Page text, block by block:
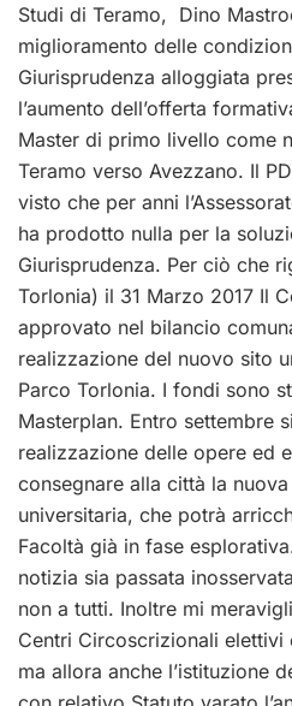
Studi di Teramo, Dino
miglioramento delle
Giurisprudenza alloggiata
l’aumento dell’offerta
Master di primo livello come
Teramo verso Avezzano. Il
visto che per anni
ha prodotto nulla per la
Giurisprudenza. Per ciò che
Torlonia) il 31 Marzo 2017 Il
approvato nel bilancio
realizzazione del nuovo sito
Parco Torlonia. I fondi sono
Masterplan. Entro settembre
realizzazione delle opere ed
consegnare alla città la
universitaria, che potrà
Facoltà già in fase
notizia sia passata
non a tutti. Inoltre mi
Centri Circoscrizionali
ma allora anche l’istituzione